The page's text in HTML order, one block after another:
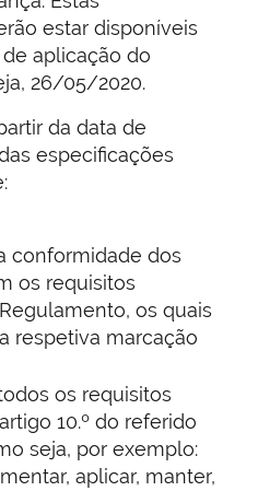
estar disponíveis
aplicação do
26/05/2020.
da data de
especificações
conformidade dos
os requisitos
os quais
respetiva marcação
os requisitos
10.º do referido
seja, por exemplo:
aplicar, manter,